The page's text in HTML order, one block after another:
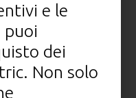
e le
puoi
dei
Non solo